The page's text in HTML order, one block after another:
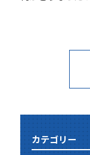
カテゴリー